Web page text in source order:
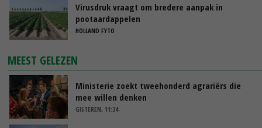
Virusdruk vraagt om bredere aanpak in
pootaardappelen
HOLLAND FYTO
MEEST GELEZEN
Ministerie zoekt tweehonderd agrariërs die
mee willen denken
GISTEREN, 11:34